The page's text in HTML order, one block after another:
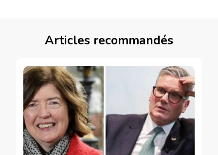
Articles recommandés